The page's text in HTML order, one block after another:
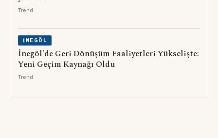
Trend
İNEGÖL
İnegöl'de Geri Dönüşüm Faaliyetleri Yükselişte:
Yeni Geçim Kaynağı Oldu
Trend